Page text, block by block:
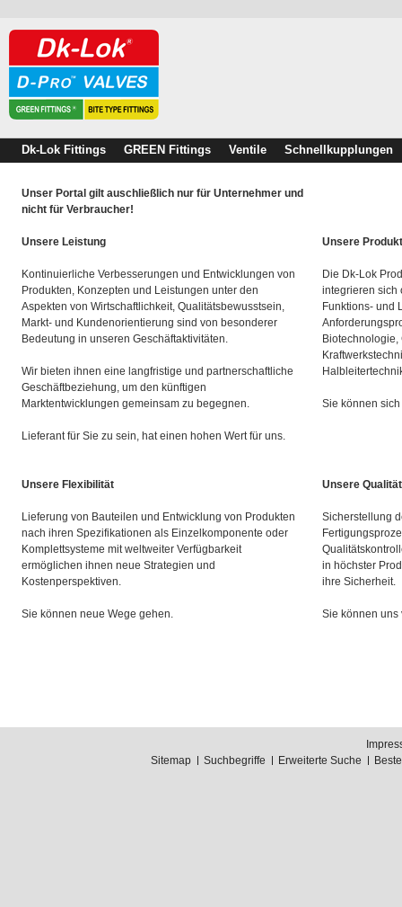
Dk-Lok Fittings GREEN Fittings Ventile Schnellkupplungen
Unser Portal gilt auschließlich nur für Unternehmer und
nicht für Verbraucher!
Unsere Leistung
Kontinuierliche Verbesserungen und Entwicklungen von
Produkten, Konzepten und Leistungen unter den
Aspekten von Wirtschaftlichkeit, Qualitätsbewusstsein,
Markt- und Kundenorientierung sind von besonderer
Bedeutung in unseren Geschäftaktivitäten.
Wir bieten ihnen eine langfristige und partnerschaftliche
Geschäftbeziehung, um den künftigen
Marktentwicklungen gemeinsam zu begegnen.
Lieferant für Sie zu sein, hat einen hohen Wert für uns.
Unsere
Die Dk-Lok
integrieren sich
Funktions- und
Sie können
Unsere Flexibilität
Lieferung von Bauteilen und Entwicklung von Produkten
nach ihren Spezifikationen als Einzelkomponente oder
Komplettsysteme mit weltweiter Verfügbarkeit
ermöglichen ihnen neue Strategien und
Kostenperspektiven.
Sie können neue Wege gehen.
Unsere Qualität
Sicherstellung
in höchster
ihre Sicherheit.
Sie können uns
Sitemap
Suchbegriffe Erweiterte Suche